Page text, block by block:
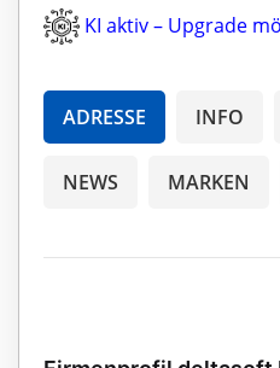
KI aktiv – Upgrade
ADRESSE INFO
NEWS MARKEN